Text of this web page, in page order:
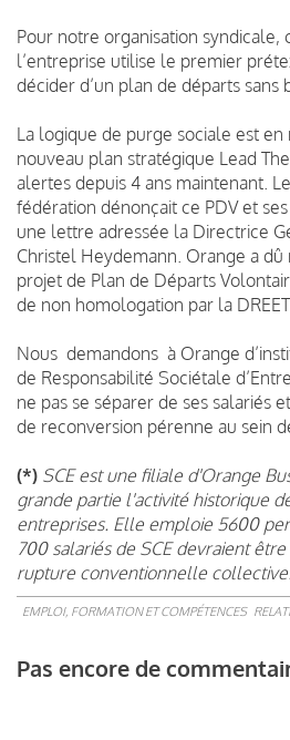
Pour notre organisation syndicale,
l’entreprise utilise le premier
décider d’un plan de départs sans
La logique de purge sociale est
nouveau plan stratégique Lead
alertes depuis 4 ans maintenant.
fédération dénonçait ce PDV et
une lettre adressée la Directrice
Christel Heydemann. Orange a
projet de Plan de Départs
de non homologation par la
Nous demandons à Orange
de Responsabilité Sociétale
ne pas se séparer de ses salariés
de reconversion pérenne au sein
(*) SCE est une filiale d'Orange
grande partie l'activité historique
entreprises. Elle emploie 5600
700 salariés de SCE devraient
rupture conventionnelle collective.
EMPLOI, FORMATION ET COMPÉTENCES
Pas encore de